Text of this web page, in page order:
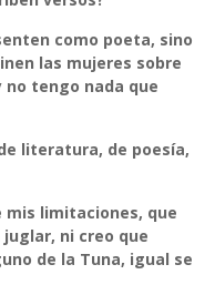
como poeta, sino
las mujeres sobre
no tengo nada que
literatura, de poesía,
mis limitaciones, que
ni creo que
de la Tuna, igual se